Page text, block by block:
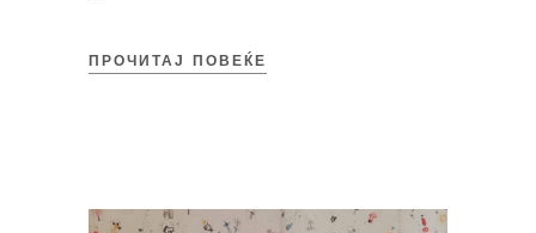
ПРОЧИТАЈ ПОВЕЌЕ